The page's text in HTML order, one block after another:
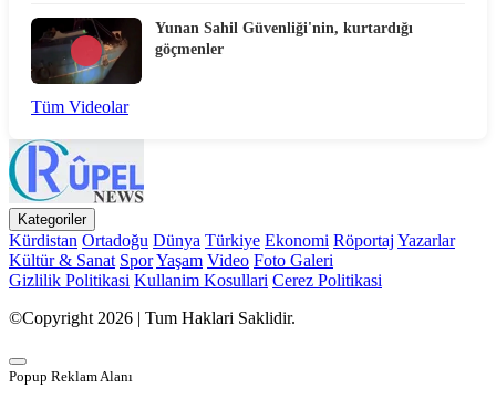
Yunan Sahil Güvenliği'nin, kurtardığı
göçmenler
Tüm Videolar
Kategoriler
Kürdistan Ortadoğu Dünya Türkiye Ekonomi Röportaj Yazarlar
Kültür & Sanat SporYaşam Video Foto Galeri
Gizlilik Politikasi Kullanim Kosullari Cerez Politikasi
©Copyright 2026 | Tum Haklari Saklidir.
Popup Reklam Alanı